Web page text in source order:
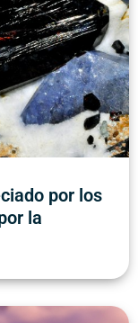
por los
la